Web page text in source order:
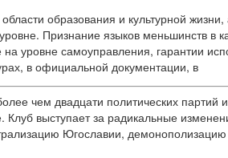
образования и культурной жизни,
Признание языков меньшинств в
уровне самоуправления, гарантии
в официальной документации, в
чем двадцати политических партий
выступает за радикальные
Югославии, демонополизацию